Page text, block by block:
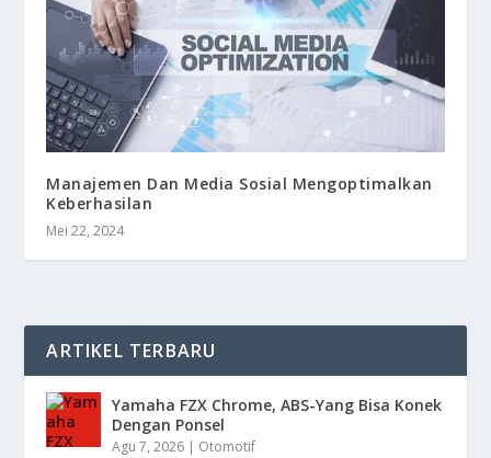
Manajemen Dan Media Sosial Mengoptimalkan
Keberhasilan
Mei 22, 2024
ARTIKEL TERBARU
Yamaha FZX Chrome, ABS-Yang Bisa Konek
Dengan Ponsel
Agu 7, 2026 | Otomotif